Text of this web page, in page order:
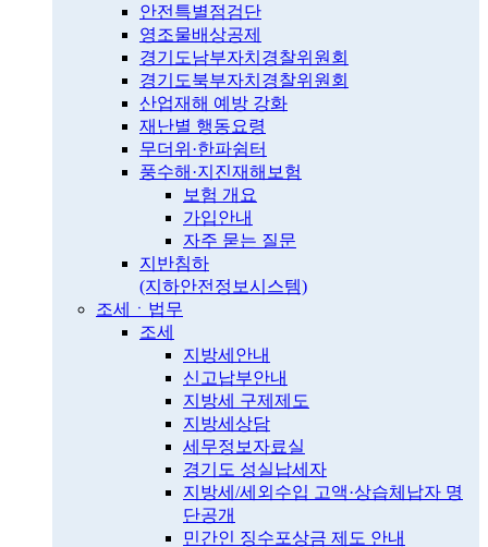
안전특별점검단
영조물배상공제
경기도남부자치경찰위원회
경기도북부자치경찰위원회
산업재해 예방 강화
재난별 행동요령
무더위·한파쉼터
풍수해·지진재해보험
보험 개요
가입안내
자주 묻는 질문
지반침하
(지하안전정보시스템)
조세ㆍ법무
조세
지방세안내
신고납부안내
지방세 구제제도
지방세상담
세무정보자료실
경기도 성실납세자
지방세/세외수입 고액·상습체납자 명
단공개
민간인 징수포상금 제도 안내